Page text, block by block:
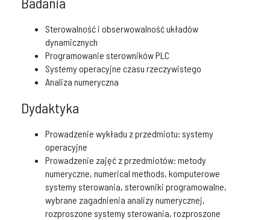
Sterowalność i obserwowalność układów
dynamicznych
Programowanie sterowników PLC
Systemy operacyjne czasu rzeczywistego
Analiza numeryczna
Dydaktyka
Prowadzenie wykładu z przedmiotu: systemy
operacyjne
Prowadzenie zajęć z przedmiotów: metody
numeryczne, numerical methods, komputerowe
systemy sterowania, sterowniki programowalne,
wybrane zagadnienia analizy numerycznej,
rozproszone systemy sterowania, rozproszone